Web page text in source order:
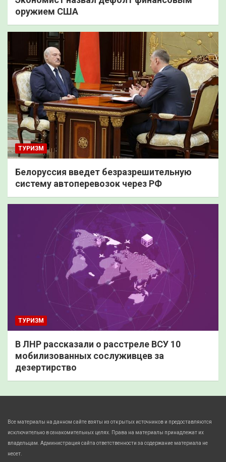
оружием США
ТУРИЗМ
Белоруссия введет безразрешительную
систему автоперевозок через РФ
ТУРИЗМ
В ЛНР рассказали о расстреле ВСУ 10
мобилизованных сослуживцев за
дезертирство
Все материалы на данном сайте взяты из открытых источников и предоставляются
исключительно в ознакомительных целях. Права на материалы принадлежат их
владельцам. Администрация сайта ответственности за содержание материала не
несет.